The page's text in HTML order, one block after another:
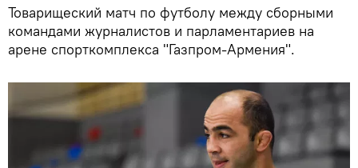
Товарищеский матч по футболу между сборными
командами журналистов и парламентариев на
арене спорткомплекса "Газпром-Армения".